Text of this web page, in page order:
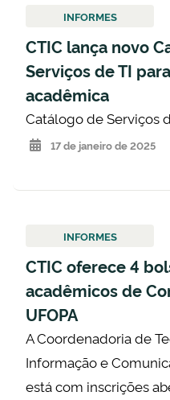
INFORMES
CTIC lança novo
Serviços de TI
acadêmica
Catálogo de Serviços
17 de janeiro de 2025
INFORMES
CTIC oferece 4
acadêmicos de
UFOPA
A Coordenadoria de
Informação e
está com inscrições